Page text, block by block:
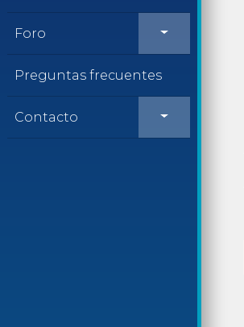
Foro
Preguntas frecuentes
Contacto